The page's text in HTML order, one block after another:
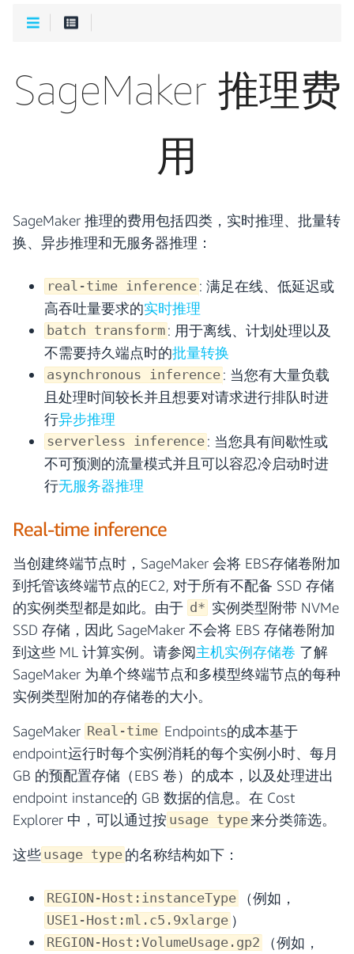
SageMaker 推理费
用
SageMaker 推理的费用包括四类，实时推理、批量转
换、异步推理和无服务器推理：
real-time inference : 满足在线、低延迟或
高吞吐量要求的实时推理
batch transform : 用于离线、计划处理以及
不需要持久端点时的批量转换
asynchronous inference : 当您有大量负载
且处理时间较长并且想要对请求进行排队时进
行异步推理
serverless inference : 当您具有间歇性或
不可预测的流量模式并且可以容忍冷启动时进
行无服务器推理
Real-time inference
当创建终端节点时，SageMaker 会将 EBS存储卷附加
到托管该终端节点的EC2, 对于所有不配备 SSD 存储
的实例类型都是如此。由于 d* 实例类型附带 NVMe
SSD 存储，因此 SageMaker 不会将 EBS 存储卷附加
到这些 ML 计算实例。请参阅主机实例存储卷 了解
SageMaker 为单个终端节点和多模型终端节点的每种
实例类型附加的存储卷的大小。
SageMaker Real-time Endpoints的成本基于
endpoint运行时每个实例消耗的每个实例小时、每月
GB 的预配置存储（EBS 卷）的成本，以及处理进出
endpoint instance的 GB 数据的信息。在 Cost
Explorer 中，可以通过按 usage type来分类筛选。
这些 usage type 的名称结构如下：
REGION-Host:instanceType （例如，
USE1-Host:ml.c5.9xlarge ）
REGION-Host:VolumeUsage.gp2 （例如，